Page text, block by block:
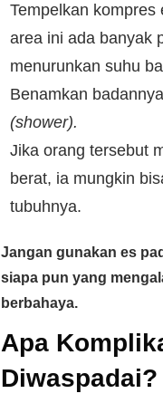
Tempelkan
area ini ada banyak
menurunkan suhu
Benamkan
(shower).
Jika orang tersebut
berat, ia mungkin
tubuhnya.
Jangan gunakan es
siapa pun yang
berbahaya.
Apa
Diwaspadai?